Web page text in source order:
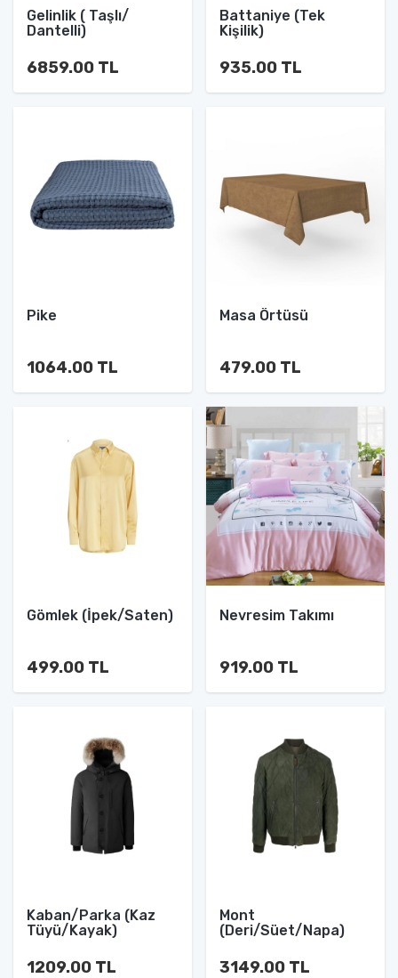
Gelinlik ( Taşlı/
Dantelli)
6859.00 TL
Battaniye (Tek
Kişilik)
935.00 TL
Pike
1064.00 TL
Masa Örtüsü
479.00 TL
Gömlek (İpek/Saten)
499.00 TL
Nevresim Takımı
919.00 TL
Kaban/Parka (Kaz
Tüyü/Kayak)
1209.00 TL
Mont
(Deri/Süet/Napa)
3149.00 TL